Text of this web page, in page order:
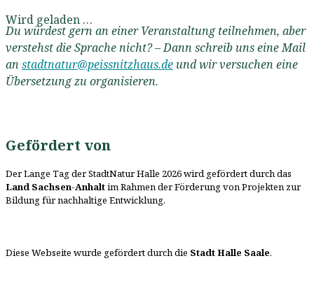
Wird geladen …
Du würdest gern an einer Veranstaltung teilnehmen, aber
verstehst die Sprache nicht? – Dann schreib uns eine Mail
an stadtnatur@peissnitzhaus.de und wir versuchen eine
Übersetzung zu organisieren.
Gefördert von
Der Lange Tag der StadtNatur Halle 2026 wird gefördert durch das
Land Sachsen-Anhaltim Rahmen der Förderung von Projekten zur
Bildung für nachhaltige Entwicklung.
Diese Webseite wurde gefördert durch die Stadt Halle Saale.